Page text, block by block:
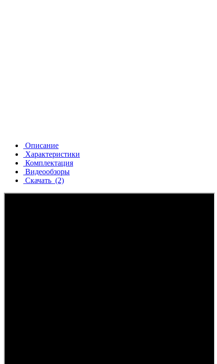
Описание
Характеристики
Комплектация
Видеообзоры
Скачать (2)